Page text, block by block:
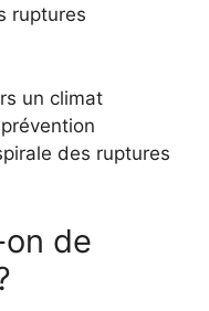
ruptures
un climat
des ruptures
de